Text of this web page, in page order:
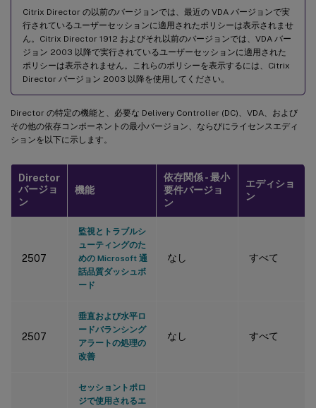
Citrix Director の以前のバージョンでは、最近の VDA バージョンで実
行されているユーザーセッションに適用されたポリシーは表示されませ
ん。Citrix Director 1912 およびそれ以前のバージョンでは、VDA バー
ジョン 2003 以降で実行されているユーザーセッションに適用された
ポリシーは表示されません。これらのポリシーを表示するには、Citrix
Director バージョン 2003 以降を使用してください。
Director の特定の機能と、必要な Delivery Controller (DC)、VDA、および
その他の依存コンポーネントの最小バージョン、ならびにライセンスエディ
ションを以下に示します。
Director
バージョ
ン
機能
依存関係 - 最小
要件バージョ
ン
エディショ
ン
2507
監視とトラブルシ
ューティングのた
めの Microsoft 通
話品質ダッシュボ
ード
なし すべて
2507
垂直および水平ロ
ードバランシング
アラートの処理の
改善
なし すべて
セッショントポロ
ジで使用されるエ